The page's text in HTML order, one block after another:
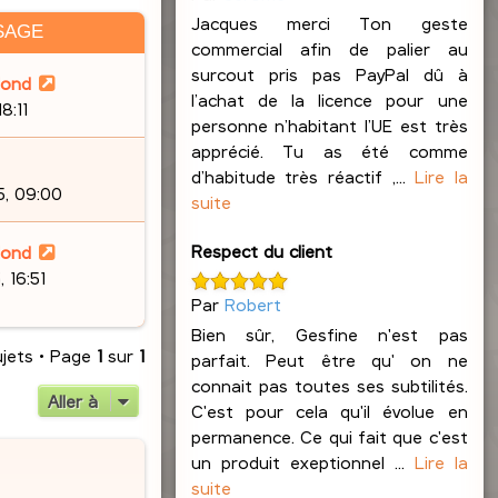
09:00
16:51
• Page 1sur 1
Aller à
Jacques merci Ton geste
commercial afin de palier au
surcout pris pas PayPal dû à
l’achat de la licence pour une
personne n’habitant l’UE est très
apprécié. Tu as été comme
d’habitude très réactif ,...Lire la
suite
Respect du client
Par Robert
Bien sûr, Gesfine n'est pas
parfait. Peut être qu' on ne
connait pas toutes ses subtilités.
C'est pour cela qu'il évolue en
permanence. Ce qui fait que c'est
un produit exeptionnel ... Lire la
suite